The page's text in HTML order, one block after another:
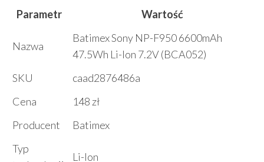
Parametr Wartość
Nazwa
Batimex Sony NP-F950 6600mAh
47.5Wh Li-Ion 7.2V (BCA052)
SKU
caad2876486a
Cena
148 zł
Producent
Batimex
Typ
Li-Ion